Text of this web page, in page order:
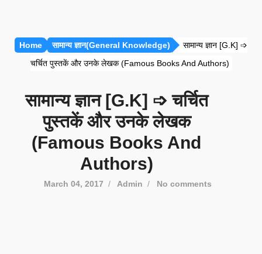
Home सामान्य ज्ञान(General Knowledge)
सामान्य ज्ञान [G.K] ➩
चर्चित पुस्तकें और उनके लेखक (Famous Books And Authors)
सामान्य ज्ञान [G.K] ➩ चर्चित
पुस्तकें और उनके लेखक
(Famous Books And
Authors)
March 04, 2017 / Admin / No comments